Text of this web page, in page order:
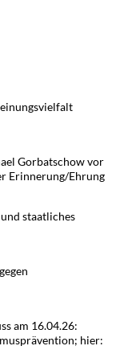
Gorbatschow vor
Erinnerung/Ehrung
staatliches
am 16.04.26:
hier: